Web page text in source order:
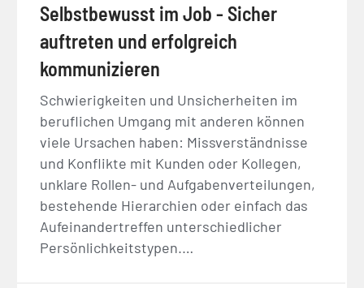
Selbstbewusst im Job - Sicher
auftreten und erfolgreich
kommunizieren
Schwierigkeiten und Unsicherheiten im
beruflichen Umgang mit anderen können
viele Ursachen haben: Missverständnisse
und Konflikte mit Kunden oder Kollegen,
unklare Rollen- und Aufgabenverteilungen,
bestehende Hierarchien oder einfach das
Aufeinandertreffen unterschiedlicher
Persönlichkeitstypen.…